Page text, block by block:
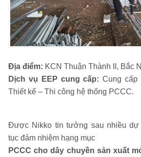
Địa điểm: KCN Thuận Thành II, Bắc
Dịch vụ EEP cung cấp: Cung
Thiết kế – Thi công hệ thống PCCC.
Được Nikko tin tưởng sau nhiều
tục đảm nhiệm hạng mục
PCCC cho dây chuyền sản xuất